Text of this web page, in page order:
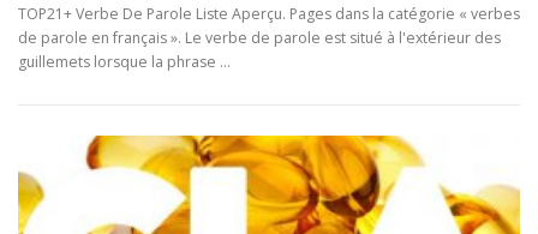
TOP21+ Verbe De Parole Liste Aperçu. Pages dans la catégorie « verbes
de parole en français ». Le verbe de parole est situé à l'extérieur des
guillemets lorsque la phrase …